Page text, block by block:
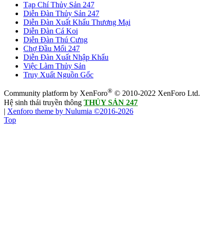
Tạp Chí Thủy Sản 247
Diễn Đàn Thủy Sản 247
Diễn Đàn Xuất Khẩu Thương Mại
Diễn Đàn Cá Koi
Diễn Đàn Thú Cưng
Chợ Đầu Mối 247
Diễn Đàn Xuất Nhập Khẩu
Việc Làm Thủy Sản
Truy Xuất Nguồn Gốc
Community platform by XenForo® © 2010-2022 XenForo Ltd.
Hệ sinh thái truyền thông THỦY SẢN 247
| Xenforo theme by Nulumia ©2016-2026
Top